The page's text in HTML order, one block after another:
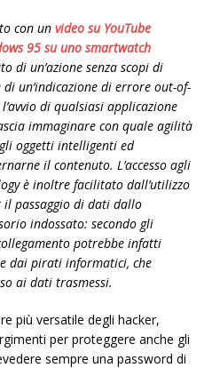
con un video su YouTube
95 su uno smartwatch
di un’azione senza scopi di
un’indicazione di errore out-of-
di qualsiasi applicazione
immaginare con quale agilità
oggetti intelligenti ed
il contenuto. L’accesso agli
è inoltre facilitato dall’utilizzo
passaggio di dati dallo
indossato: secondo gli
potrebbe infatti
dai pirati informatici, che
ai dati trasmessi.
più versatile degli hacker,
per proteggere anche gli
sempre una password di